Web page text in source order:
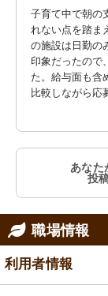
子育て中で朝の
れない点を踏ま
の施設は日勤の
印象だったので
た。給与面も含
比較しながら応
あなた
投
職場情報
利用者情報